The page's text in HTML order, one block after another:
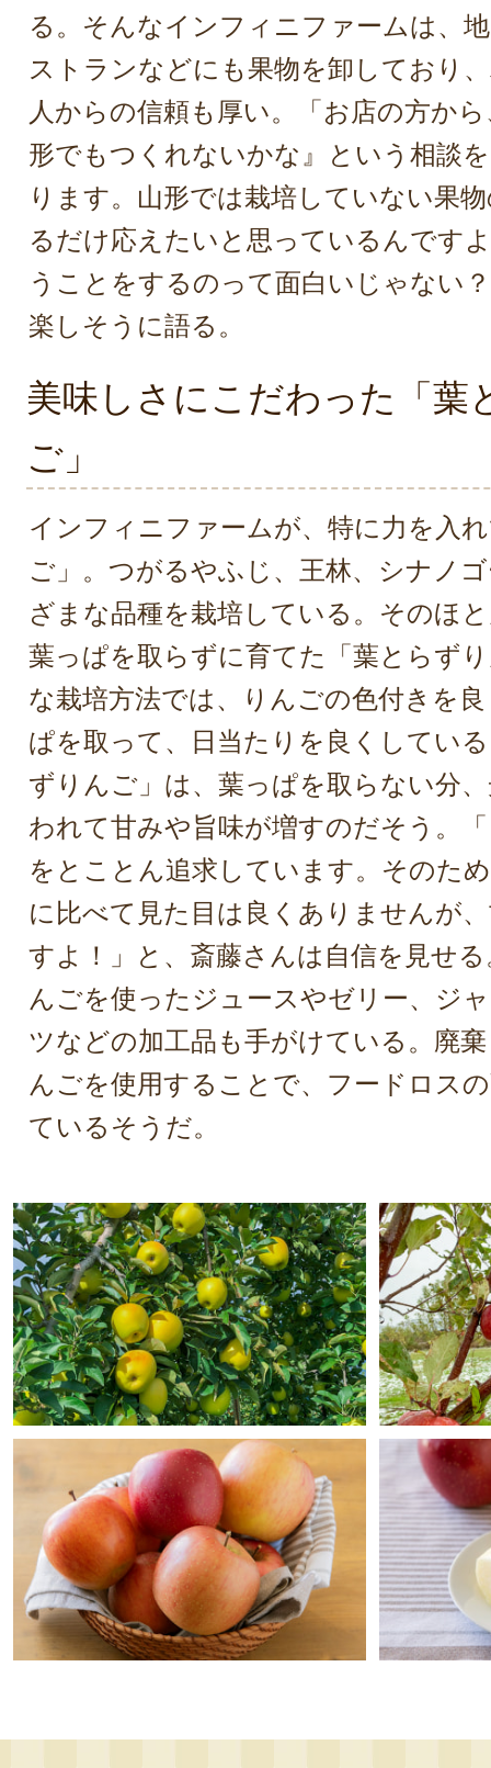
る。そんなインフィニファームは、
ストランなどにも果物を卸しており
人からの信頼も厚い。「お店の方か
形でもつくれないかな』という相談
ります。山形では栽培していない果
るだけ応えたいと思っているんです
うことをするのって面白いじゃない
楽しそうに語る。
美味しさにこだわった「葉
ご」
インフィニファームが、特に力を入
ご」。つがるやふじ、王林、シナノ
ざまな品種を栽培している。そのほ
葉っぱを取らずに育てた「葉とらず
な栽培方法では、りんごの色付きを
ぱを取って、日当たりを良くしてい
ずりんご」は、葉っぱを取らない分
われて甘みや旨味が増すのだそう。
をとことん追求しています。そのた
に比べて見た目は良くありませんが
すよ！」と、斎藤さんは自信を見せ
んごを使ったジュースやゼリー、ジ
ツなどの加工品も手がけている。廃
んごを使用することで、フードロス
ているそうだ。